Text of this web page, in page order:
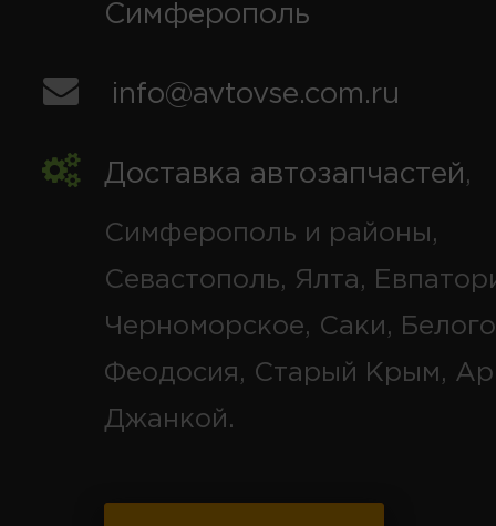
Симферополь
info@avtovse.com.ru
Доставка автозапчастей,
Симферополь и районы,
Севастополь, Ялта,
Черноморское, Саки,
Феодосия, Старый Крым,
Джанкой.